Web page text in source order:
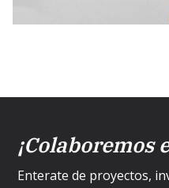
¡Colaboremos
Enterate de proyectos,